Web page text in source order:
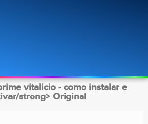
vitalicio - como instalar e
strong> Original